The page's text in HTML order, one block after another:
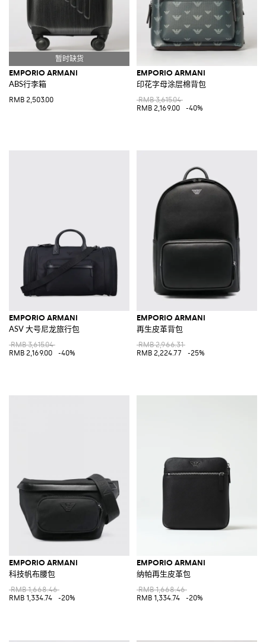
EMPORIO ARMANI
ABS行李箱
RMB 2,503.00
EMPORIO ARMANI
印花字母涂层棉背包
RMB 3,615.04
RMB 2,169.00
-40%
EMPORIO ARMANI
ASV 大号尼龙旅行包
RMB 3,615.04
RMB 2,169.00
-40%
EMPORIO ARMANI
再生皮革背包
RMB 2,966.31
RMB 2,224.77
-25%
EMPORIO ARMANI
科技帆布腰包
RMB 1,668.46
RMB 1,334.74
-20%
EMPORIO ARMANI
纳帕再生皮革包
RMB 1,668.46
RMB 1,334.74
-20%